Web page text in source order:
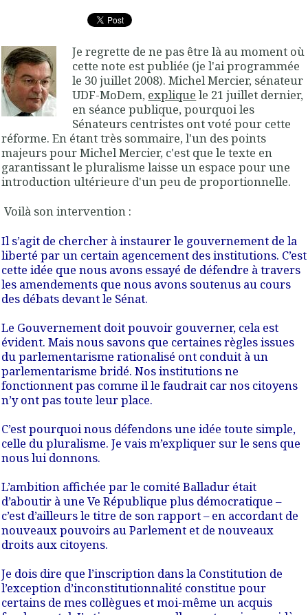
Je regrette de ne pas être là au moment où
cette note est publiée (je l'ai programmée
le 30 juillet 2008). Michel Mercier, sénateur
UDF-MoDem, explique le 21 juillet dernier,
en séance publique, pourquoi les
Sénateurs centristes ont voté pour cette
réforme. En étant très sommaire, l'un des points
majeurs pour Michel Mercier, c'est que le texte en
garantissant le pluralisme laisse un espace pour une
introduction ultérieure d'un peu de proportionnelle.
Voilà son intervention :
Il s’agit de chercher à instaurer le gouvernement de la
liberté par un certain agencement des institutions. C’est
cette idée que nous avons essayé de défendre à travers
les amendements que nous avons soutenus au cours
des débats devant le Sénat.
Le Gouvernement doit pouvoir gouverner, cela est
évident. Mais nous savons que certaines règles issues
du parlementarisme rationalisé ont conduit à un
parlementarisme bridé. Nos institutions ne
fonctionnent pas comme il le faudrait car nos citoyens
n’y ont pas toute leur place.
C’est pourquoi nous défendons une idée toute simple,
celle du pluralisme. Je vais m’expliquer sur le sens que
nous lui donnons.
L’ambition affichée par le comité Balladur était
d’aboutir à une Ve République plus démocratique –
c’est d’ailleurs le titre de son rapport – en accordant de
nouveaux pouvoirs au Parlement et de nouveaux
droits aux citoyens.
Je dois dire que l’inscription dans la Constitution de
l’exception d’inconstitutionnalité constitue pour
certains de mes collègues et moi-même un acquis